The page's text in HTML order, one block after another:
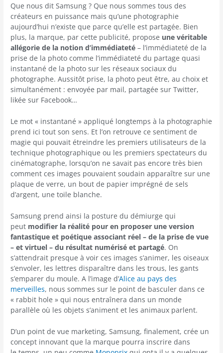
Que nous dit Samsung ? Que nous sommes tous des
créateurs en puissance mais qu’une photographie
aujourd’hui n’existe que parce qu’elle est partagée. Bien
plus, la marque, par cette publicité, propose une véritable
allégorie de la notion d’immédiateté – l’immédiateté de la
prise de la photo comme l’immédiateté du partage quasi
instantané de la photo sur les réseaux sociaux du
photographe. Aussitôt prise, la photo peut être, au choix et
simultanément : envoyée par mail, partagée sur Twitter,
likée sur Facebook…
Le mot « instantané » appliqué longtemps à la photographie
prend ici tout son sens. Et l’on retrouve ce sentiment de
magie qui pouvait étreindre les premiers utilisateurs de la
technique photographique ou les premiers spectateurs du
cinématographe, lorsqu’on ne savait pas encore très bien
comment ces images pouvaient soudain apparaître sur une
plaque de verre, un bout de papier imprégné de sels
d’argent, une toile blanche.
Samsung prend ainsi la posture du démiurge qui
peut modifier la réalité pour en proposer une version
fantastique et poétique associant réel – de la prise de vue
– et virtuel – du résultat numérisé et partagé. On
s’attendrait presque à voir ces images s’animer, les oiseaux
s’envoler, les lettres disparaître dans les trous, les gants
s’emparer du moule. A l’image d’Alice au pays des
merveilles, nous sommes sur le point de basculer dans ce
« rabbit hole » qui nous entraînera dans un monde
parallèle où les objets s’animent et les animaux parlent.
D’un point de vue marketing, Samsung, finalement, crée un
concept innovant que la marque pourra inscrire dans